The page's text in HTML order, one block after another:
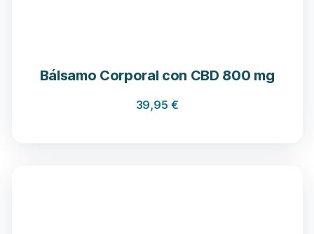
Bálsamo Corporal con CBD 800 mg
39,95 €